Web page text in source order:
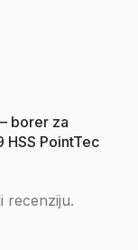
borer za
PointTec
recenziju.